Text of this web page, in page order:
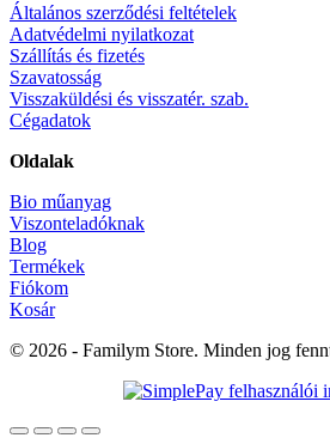
Általános szerződési feltételek
Adatvédelmi nyilatkozat
Szállítás és fizetés
Szavatosság
Visszaküldési és visszatér. szab.
Cégadatok
Oldalak
Bio műanyag
Viszonteladóknak
Blog
Termékek
Fiókom
Kosár
© 2026 - Familym Store. Minden jog